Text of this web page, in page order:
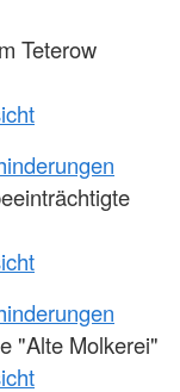
Teterow
"Alte Molkerei"